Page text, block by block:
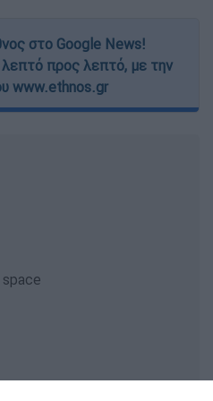
στο Google News!
λεπτό προς λεπτό, με την
www.ethnos.gr